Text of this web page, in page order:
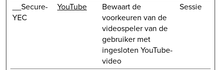
__Secure-
YEC
YouTube
Bewaart de
voorkeuren van de
videospeler van de
gebruiker met
ingesloten YouTube-
video
Sessie